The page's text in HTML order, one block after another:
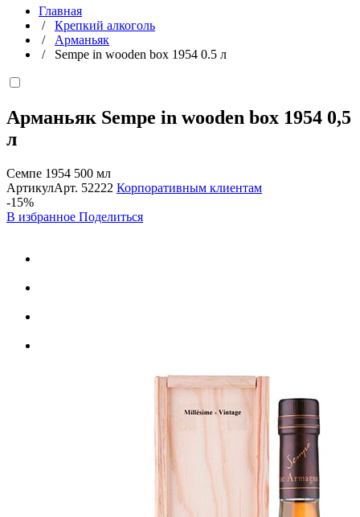
Главная
/ Крепкий алкоголь
/ Арманьяк
/ Sempe in wooden box 1954 0.5 л
Арманьяк Sempe in wooden box 1954 0,5
л
Семпе 1954 500 мл
АртикулАрт. 52222 Корпоративным клиентам
-15%
В избранное Поделиться